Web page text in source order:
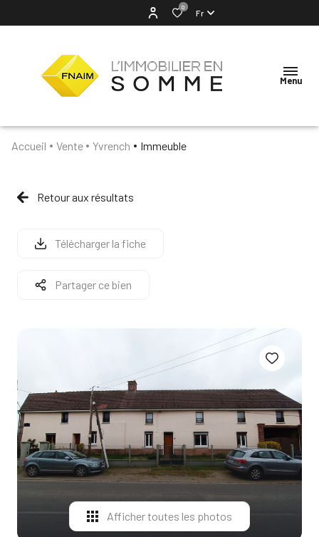
0
Fr
Menu
NOTRE
AGENCE
VENTES
Accueil Vente Yvrench Immeuble
Retour aux résultats
Télécharger la fiche
Partager ce bien
Afficher toutes les photos